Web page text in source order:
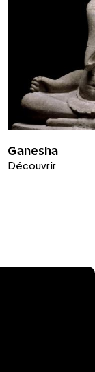
Ganesha
Découvrir